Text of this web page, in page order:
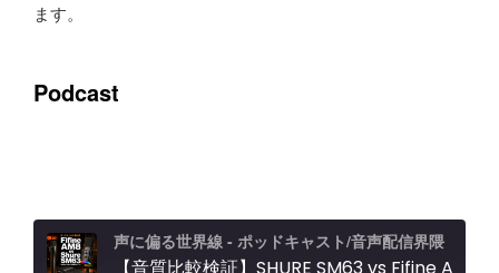
ます。
Podcast
声に偏る世界線 - ポッドキャスト/音声配信界隈